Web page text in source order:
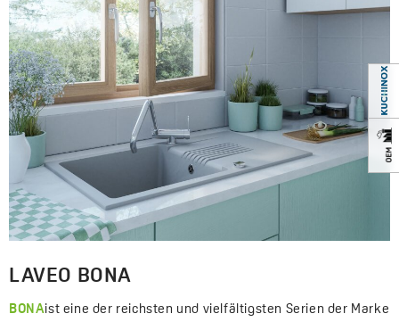
LAVEO BONA
BONAist eine der reichsten und vielfältigsten Serien der Marke